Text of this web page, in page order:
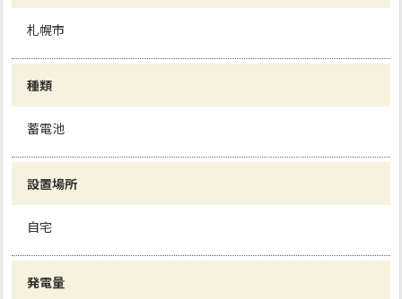
札幌市
種類
蓄電池
設置場所
自宅
発電量